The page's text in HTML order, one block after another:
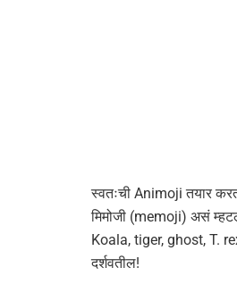
स्वतःची Animoji तयार
मिमोजी (memoji) असं
Koala, tiger, ghost, T.
दर्शवतील!